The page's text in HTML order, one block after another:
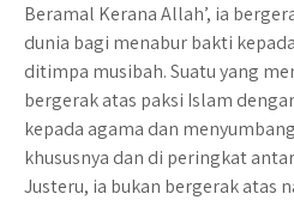
Beramal Kerana Allah’, ia
dunia bagi menabur bakti
ditimpa musibah. Suatu yang
bergerak atas paksi Islam
kepada agama dan
khususnya dan di peringkat
Justeru, ia bukan bergerak atas